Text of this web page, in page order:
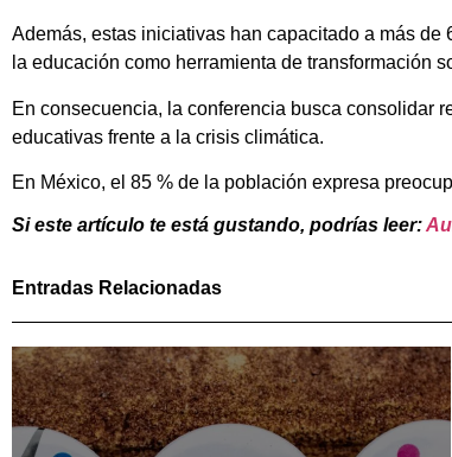
Además, estas iniciativas han capacitado a más
la educación como herramienta de transformación
En consecuencia, la conferencia busca consolidar
educativas frente a la crisis climática.
En México, el 85 % de la población expresa
Si este artículo te está gustando, podrías leer:
Entradas Relacionadas